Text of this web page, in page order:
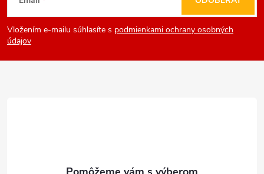
á
p
Vložením e-mailu súhlasíte s podmienkami ochrany osobných
údajov